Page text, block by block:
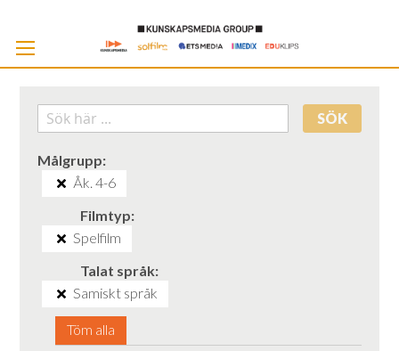
SÖK
Målgrupp
Åk. 4-6
Filmtyp
Spelfilm
Talat språk
Samiskt språk
Töm alla